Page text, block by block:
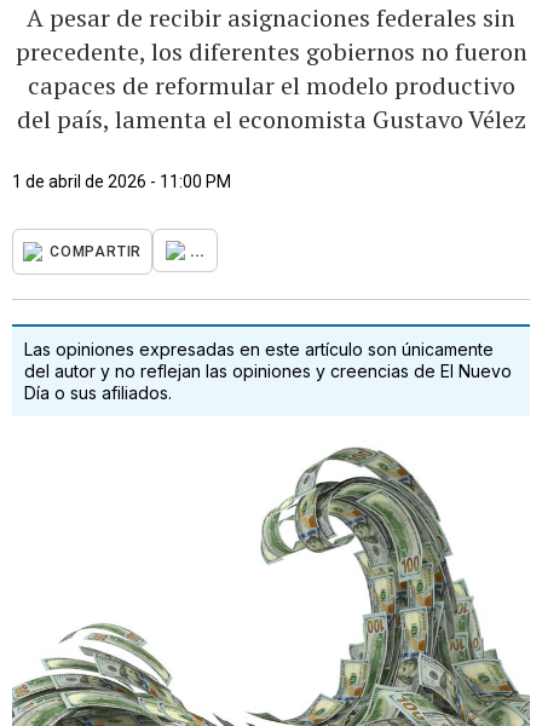
A pesar de recibir asignaciones federales sin
precedente, los diferentes gobiernos no fueron
capaces de reformular el modelo productivo
del país, lamenta el economista Gustavo Vélez
1 de abril de 2026 - 11:00 PM
COMPARTIR ...
Las opiniones expresadas en este artículo son únicamente
del autor y no reflejan las opiniones y creencias de El Nuevo
Día o sus afiliados.